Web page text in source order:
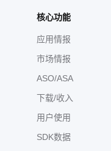
核心功能
应用情报
市场情报
ASO/ASA
下载/收入
用户使用
SDK数据